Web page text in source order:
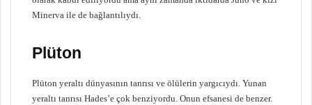
Minerva ile de bağlantılıydı.
Plüton
Plüton yeraltı dünyasının tanrısı ve ölülerin yargıcıydı. Yunan
yeraltı tanrısı Hades’e çok benziyordu. Onun efsanesi de benzer.